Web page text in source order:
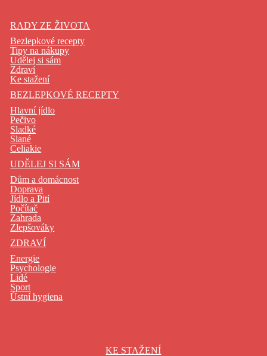
RADY ZE ŽIVOTA
Bezlepkové recepty
Tipy na nákupy
Udělej si sám
Zdraví
Ke stažení
BEZLEPKOVÉ RECEPTY
Hlavní jídlo
Pečivo
Sladké
Slané
Celiakie
UDĚLEJ SI SÁM
Dům a domácnost
Doprava
Jídlo a Pití
Počítač
Zahrada
Zlepšováky
ZDRAVÍ
Energie
Psychologie
Lidé
Sport
Ústní hygiena
KE STAŽENÍ